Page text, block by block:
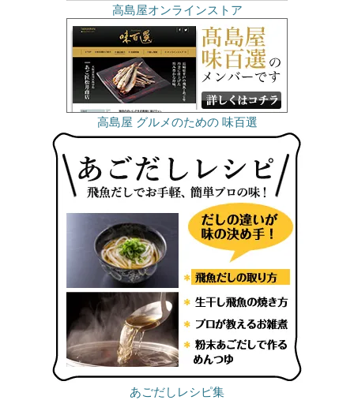
高島屋オンラインストア
高島屋 グルメのための 味百選
あごだしレシピ集